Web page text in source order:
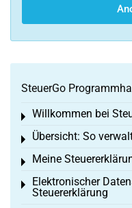
SteuerGo
Willkommen bei
Toggle menu
Übersicht: So
Toggle menu
Meine
Toggle menu
Elektronischer
Steuererklärung
Toggle menu